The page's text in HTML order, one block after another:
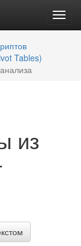
Tables)
из